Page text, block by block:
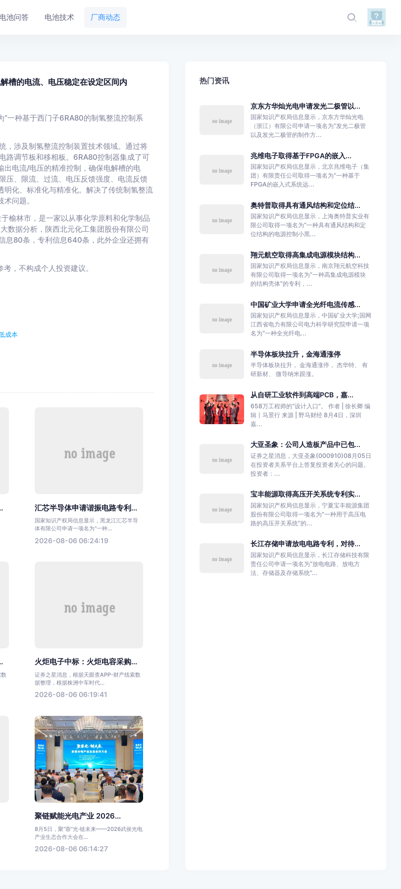
电池问答 电池技术 厂商动态
槽的电流、电压稳定在设定区间内
一种基于西门子6RA80的制氢整流控制系
，涉及制氢整流控制装置技术领域。通过将
路调节板和移相板。6RA80控制器集成了可
电流/电压的精准控制，确保电解槽的电
压、限流、过流、电压反馈强度、电流反馈
化、标准化与精准化。解决了传统制氢整流
问题。
榆林市，是一家以从事化学原料和化学制品
数据分析，陕西北元化工集团股份有限公司
息80条，专利信息640条，此外企业还拥有
，不构成个人投资建议。
成本
汇芯半导体申请谐振电路专利...
国家知识产权局信息显示，黑龙江汇芯半导
体有限公司申请一项名为“一种...
2026-08-06 06:24:19
火炬电子中标：火炬电容采购...
证券之星消息，根据天眼查APP-财产线索数
据整理，根据株洲中车时代...
2026-08-06 06:19:41
聚链赋能光电产业 2026...
8月5日，聚“蓉”光·链未来——2026武侯光电
产业生态合作大会在...
2026-08-06 06:14:27
热门资讯
京东方华灿光电申请发光二极管以...
国家知识产权局信息显示，京东方华灿光电
（浙江）有限公司申请一项名为“发光二极管
以及发光二极管的制作方...
兆维电子取得基于FPGA的嵌入...
国家知识产权局信息显示，北京兆维电子（集
团）有限责任公司取得一项名为“一种基于
FPGA的嵌入式系统远...
奥特普取得具有通风结构和定位结...
国家知识产权局信息显示，上海奥特普实业有
限公司取得一项名为“一种具有通风结构和定
位结构的电源控制小黑...
翔元航空取得高集成电源模块结构...
国家知识产权局信息显示，南京翔元航空科技
有限公司取得一项名为“一种高集成电源模块
的结构壳体”的专利，...
中国矿业大学申请全光纤电流传感...
国家知识产权局信息显示，中国矿业大学;国网
江西省电力有限公司电力科学研究院申请一项
名为“一种全光纤电...
半导体板块拉升，金海通涨停
半导体板块拉升， 金海通涨停， 杰华特、 有
研新材、 微导纳米跟涨。
从自研工业软件到高端PCB，嘉...
658万工程师的“设计入口”。 作者 | 徐长卿 编
辑丨马景行 来源 | 野马财经 8月4日，深圳
嘉...
大亚圣象：公司人造板产品中已包...
证券之星消息，大亚圣象(000910)08月05日
在投资者关系平台上答复投资者关心的问题。
投资者：...
宝丰能源取得高压开关系统专利实...
国家知识产权局信息显示，宁夏宝丰能源集团
股份有限公司取得一项名为“一种用于高压电
路的高压开关系统”的...
长江存储申请放电电路专利，对待...
国家知识产权局信息显示，长江存储科技有限
责任公司申请一项名为“放电电路、放电方
法、存储器及存储系统”...